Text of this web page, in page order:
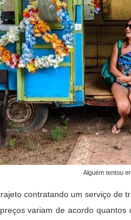
Alguém tentou
contratando um serviço de
variam de acordo